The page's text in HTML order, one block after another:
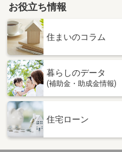
お役立ち情報
住まいのコラム
暮らしのデータ
(補助金・助成金情報)
住宅ローン